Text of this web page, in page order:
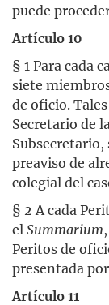
puede
Artículo 10
§ 1 Para cada
siete
de oficio.
Secretario de
preaviso de
colegial del
§ 2 A cada
el Summarium
Peritos de
presentada
Artículo 11